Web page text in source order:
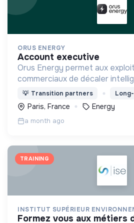
ORUS ENERGY
account executive
Orus Energy permet aux
commerciaux de décaler
consommation de leurs
afin de contribuer à l'équilibre
électrique.
💡 Transition partners
Paris, France Energy
a month ago
TRAINING
INSTITUT SUPÉRIEUR
formez vous aux métiers